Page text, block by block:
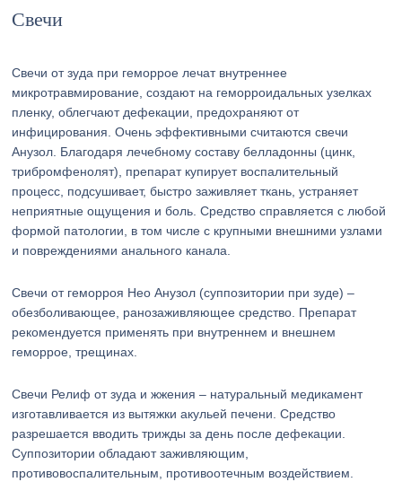
Свечи
Свечи от зуда при геморрое лечат внутреннее
микротравмирование, создают на геморроидальных узелках
пленку, облегчают дефекации, предохраняют от
инфицирования. Очень эффективными считаются свечи
Анузол. Благодаря лечебному составу белладонны (цинк,
трибромфенолят), препарат купирует воспалительный
процесс, подсушивает, быстро заживляет ткань, устраняет
неприятные ощущения и боль. Средство справляется с любой
формой патологии, в том числе с крупными внешними узлами
и повреждениями анального канала.
Свечи от геморроя Нео Анузол (суппозитории при зуде) –
обезболивающее, ранозаживляющее средство. Препарат
рекомендуется применять при внутреннем и внешнем
геморрое, трещинах.
Свечи Релиф от зуда и жжения – натуральный медикамент
изготавливается из вытяжки акульей печени. Средство
разрешается вводить трижды за день после дефекации.
Суппозитории обладают заживляющим,
противовоспалительным, противоотечным воздействием.